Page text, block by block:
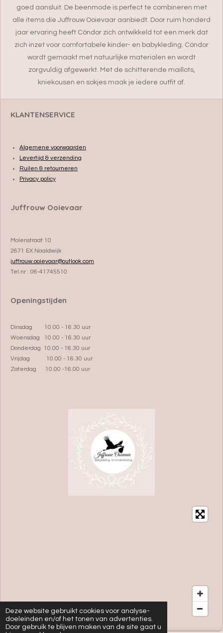
Deze website gebruikt cookies voor analyse-
doeleinden en/of het tonen van advertenties.
Door gebruik te blijven maken van de site gaat u
goed aansluit. De beenmode is perfect te combineren met
alle items die Juffrouw Ooievaar aanbiedt. Door ruim honderd
jaar ervaring heeft Cóndor zich ontwikkeld tot een merk dat
zich inzet voor comfortabele kinder- en babykleding. Cóndor
wordt gemaakt met natuurlijke materialen en wordt
zorgvuldig afgewerkt. Met de schitterende maillots,
kniekousen en sokjes maak je iedere outfit af.
KLANTENSERVICE
Algemene voorwaarden
Levertijd & verzending
Ruilen & retourneren
Privacy policy
Juffrouw Ooievaar
Molenstraat 10
2671 EX Naaldwijk
juffrouw.ooievaar@outlook.com
Tel.nr : 06-41745510
Openingstijden
Dinsdag 10.00 - 16.30 uur
Woensdag 10.00 - 16.30 uur
Donderdag 10.00 - 16.30 uur
Vrijdag 10.00 - 16.30 uur
Zaterdag 10.00 -16.00 uur